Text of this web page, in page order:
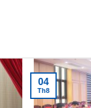
04
Th8